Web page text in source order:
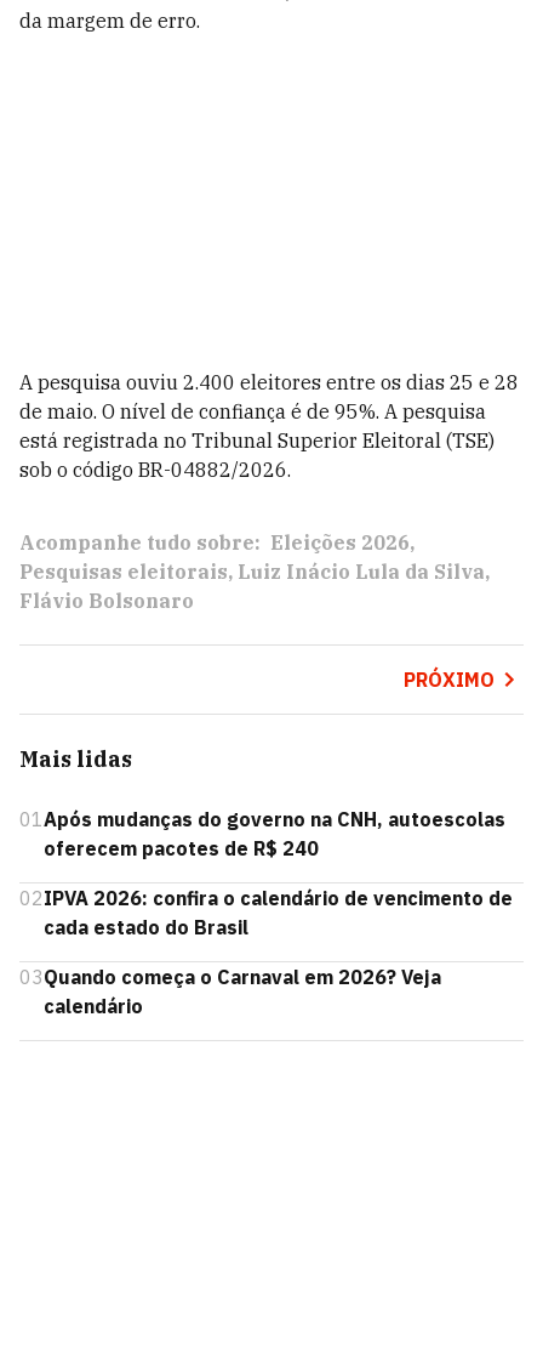
da margem de erro.
A pesquisa ouviu 2.400 eleitores entre os dias 25 e 28
de maio. O nível de confiança é de 95%. A pesquisa
está registrada no Tribunal Superior Eleitoral (TSE)
sob o código BR-04882/2026.
Acompanhe tudo sobre: Eleições 2026
Pesquisas eleitorais Luiz Inácio Lula da Silva
Flávio Bolsonaro
PRÓXIMO
Mais lidas
01Após mudanças do governo na CNH, autoescolas
oferecem pacotes de R$ 240
02IPVA 2026: confira o calendário de vencimento de
cada estado do Brasil
03Quando começa o Carnaval em 2026? Veja
calendário